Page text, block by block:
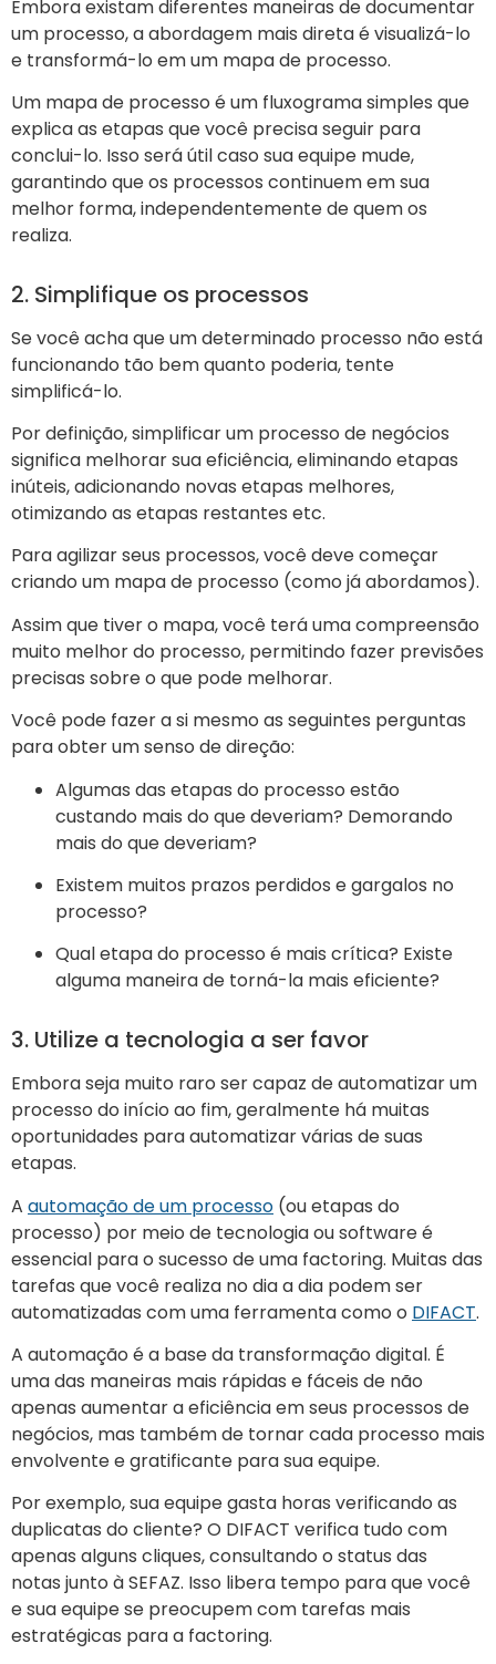
Embora existam diferentes maneiras de documentar
um processo, a abordagem mais direta é visualizá-lo
e transformá-lo em um mapa de processo.
Um mapa de processo é um fluxograma simples que
explica as etapas que você precisa seguir para
conclui-lo. Isso será útil caso sua equipe mude,
garantindo que os processos continuem em sua
melhor forma, independentemente de quem os
realiza.
2. Simplifique os processos
Se você acha que um determinado processo não está
funcionando tão bem quanto poderia, tente
simplificá-lo.
Por definição, simplificar um processo de negócios
significa melhorar sua eficiência, eliminando etapas
inúteis, adicionando novas etapas melhores,
otimizando as etapas restantes etc.
Para agilizar seus processos, você deve começar
criando um mapa de processo (como já abordamos).
Assim que tiver o mapa, você terá uma compreensão
muito melhor do processo, permitindo fazer previsões
precisas sobre o que pode melhorar.
Você pode fazer a si mesmo as seguintes perguntas
para obter um senso de direção:
Algumas das etapas do processo estão
custando mais do que deveriam? Demorando
mais do que deveriam?
Existem muitos prazos perdidos e gargalos no
processo?
Qual etapa do processo é mais crítica? Existe
alguma maneira de torná-la mais eficiente?
3. Utilize a tecnologia a ser favor
Embora seja muito raro ser capaz de automatizar um
processo do início ao fim, geralmente há muitas
oportunidades para automatizar várias de suas
etapas.
A automação de um processo (ou etapas do
processo) por meio de tecnologia ou software é
essencial para o sucesso de uma factoring. Muitas das
tarefas que você realiza no dia a dia podem ser
automatizadas com uma ferramenta como o DIFACT.
A automação é a base da transformação digital. É
uma das maneiras mais rápidas e fáceis de não
apenas aumentar a eficiência em seus processos de
negócios, mas também de tornar cada processo mais
envolvente e gratificante para sua equipe.
Por exemplo, sua equipe gasta horas verificando as
duplicatas do cliente? O DIFACT verifica tudo com
apenas alguns cliques, consultando o status das
notas junto à SEFAZ. Isso libera tempo para que você
e sua equipe se preocupem com tarefas mais
estratégicas para a factoring.